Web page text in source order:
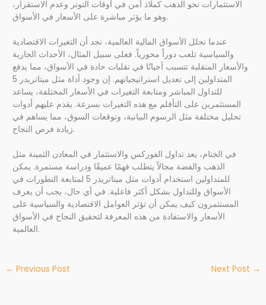
الاستثمارات نحو الذهب كملاذ آمن في أوقات التوتر وعدم الاستقرار،
وهو ما يؤثر مباشرة على الأسعار في الأسواق.
عندما نحلل الأسواق المالية العالمية، نجد أن التغيرات الاقتصادية
والسياسية تلعب دوراً محورياً. فعلى سبيل المثال، الأحداث الجارية
والأسعار المتقلبة تتسبب أحيانًا في تقلبات حادة في الأسواق، مما يدفع
المتداولين إلى تعديل استراتيجياتهم. إن وجود أداة مثل ميتاتريدر 5
للتداول المباشر ومتابعة التغيرات في الأسعار المختلفة، يساعد
المستثمرين على التأقلم مع هذه التغيرات بسرعة. يقدم عليهم أدوات
تحليل مختلفة مثل الرسوم البيانية، وتوقعات السوق، مما يساهم في
زيادة فرص النجاح.
في الختام، يعد تداول الفوركس والاستثمار في المعادن الثمينة مثل
الذهب والفضة مجالاً يتطلب فهمًا عميقًا ودراسة مستمرة. يمكن
للمتداولين استخدام أدوات مثل ميتاتريدر 5 لمتابعة التطورات في
الأسواق وللتداول بشكل أكثر فاعلية. في أي حال، يجب أن يعرف
المستثمرون كيف يمكن أن تؤثر العوامل الاقتصادية والسياسية على
الأسعار والاستفادة من هذه المعرفة لتحقيق النجاح في الأسواق
العالمية.
← Previous Post Next Post →